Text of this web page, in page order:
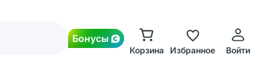
Бонусы
Корзина Избранное Войти